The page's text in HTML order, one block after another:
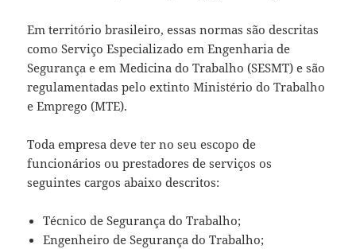
Em território brasileiro, essas normas são descritas
como Serviço Especializado em Engenharia de
Segurança e em Medicina do Trabalho (SESMT) e são
regulamentadas pelo extinto Ministério do Trabalho
e Emprego (MTE).
Toda empresa deve ter no seu escopo de
funcionários ou prestadores de serviços os
seguintes cargos abaixo descritos:
Técnico de Segurança do Trabalho;
Engenheiro de Segurança do Trabalho;